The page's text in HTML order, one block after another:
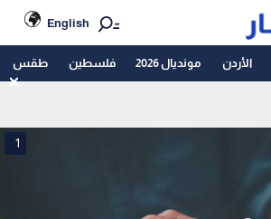
English
الأردن مونديال 2026 فلسطين طقس
1